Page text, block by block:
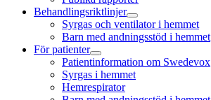
Behandlingsriktlinjer
Syrgas och ventilator i hemmet
Barn med andningsstöd i hemmet
För patienter
Patientinformation om Swedevox
Syrgas i hemmet
Hemrespirator